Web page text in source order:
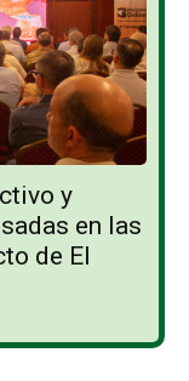
y
en las
de El